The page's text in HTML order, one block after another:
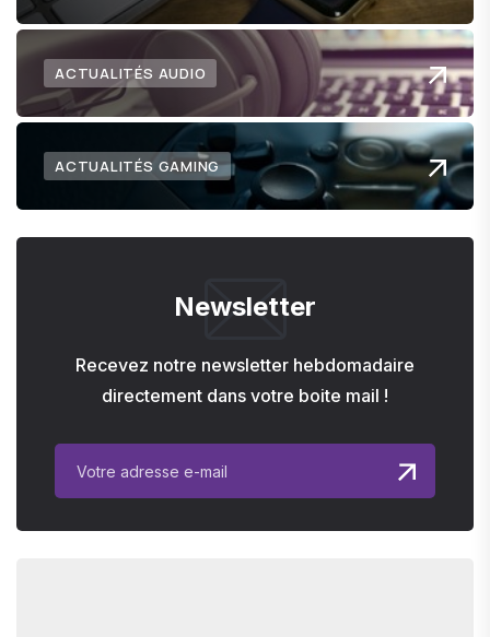
ACTUALITÉS AUDIO
ACTUALITÉS GAMING
Newsletter
Recevez notre newsletter hebdomadaire
directement dans votre boite mail !